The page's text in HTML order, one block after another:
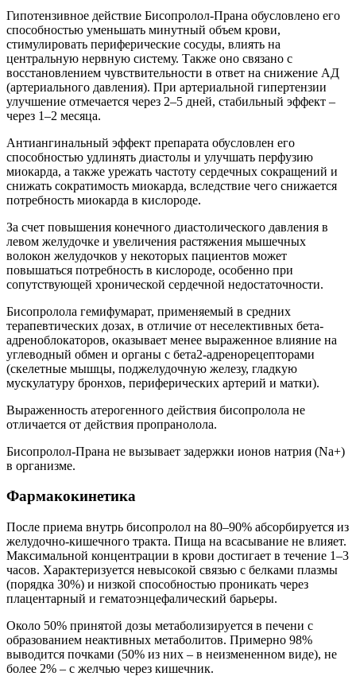
Гипотензивное действие Бисопролол-Прана обусловлено его
способностью уменьшать минутный объем крови,
стимулировать периферические сосуды, влиять на
центральную нервную систему. Также оно связано с
восстановлением чувствительности в ответ на снижение АД
(артериального давления). При артериальной гипертензии
улучшение отмечается через 2–5 дней, стабильный эффект –
через 1–2 месяца.
Антиангинальный эффект препарата обусловлен его
способностью удлинять диастолы и улучшать перфузию
миокарда, а также урежать частоту сердечных сокращений и
снижать сократимость миокарда, вследствие чего снижается
потребность миокарда в кислороде.
За счет повышения конечного диастолического давления в
левом желудочке и увеличения растяжения мышечных
волокон желудочков у некоторых пациентов может
повышаться потребность в кислороде, особенно при
сопутствующей хронической сердечной недостаточности.
Бисопролола гемифумарат, применяемый в средних
терапевтических дозах, в отличие от неселективных бета-
адреноблокаторов, оказывает менее выраженное влияние на
углеводный обмен и органы с бета2-адренорецепторами
(скелетные мышцы, поджелудочную железу, гладкую
мускулатуру бронхов, периферических артерий и матки).
Выраженность атерогенного действия бисопролола не
отличается от действия пропранолола.
Бисопролол-Прана не вызывает задержки ионов натрия (Na+)
в организме.
Фармакокинетика
После приема внутрь бисопролол на 80–90% абсорбируется из
желудочно-кишечного тракта. Пища на всасывание не влияет.
Максимальной концентрации в крови достигает в течение 1–3
часов. Характеризуется невысокой связью с белками плазмы
(порядка 30%) и низкой способностью проникать через
плацентарный и гематоэнцефалический барьеры.
Около 50% принятой дозы метаболизируется в печени с
образованием неактивных метаболитов. Примерно 98%
выводится почками (50% из них – в неизмененном виде), не
более 2% – с желчью через кишечник.